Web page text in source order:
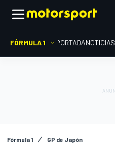
FÓRMULA 1 PORTADANOTICIAS
Fórmula 1 GP de Japón